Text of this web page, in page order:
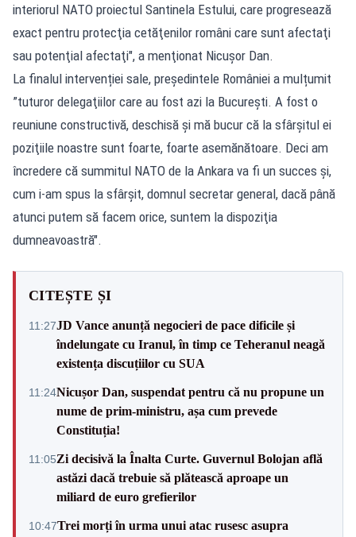
interiorul NATO proiectul Santinela Estului, care progresează
exact pentru protecţia cetăţenilor români care sunt afectaţi
sau potenţial afectaţi", a menţionat Nicuşor Dan.
La finalul intervenției sale, președintele României a mulțumit
”tuturor delegaţiilor care au fost azi la Bucureşti. A fost o
reuniune constructivă, deschisă şi mă bucur că la sfârşitul ei
poziţiile noastre sunt foarte, foarte asemănătoare. Deci am
încredere că summitul NATO de la Ankara va fi un succes şi,
cum i-am spus la sfârşit, domnul secretar general, dacă până
atunci putem să facem orice, suntem la dispoziţia
dumneavoastră".
CITEȘTE ȘI
11:27JD Vance anunță negocieri de pace dificile și
îndelungate cu Iranul, în timp ce Teheranul neagă
existența discuțiilor cu SUA
11:24Nicușor Dan, suspendat pentru că nu propune un
nume de prim-ministru, așa cum prevede
Constituția!
11:05Zi decisivă la Înalta Curte. Guvernul Bolojan află
astăzi dacă trebuie să plătească aproape un
miliard de euro grefierilor
10:47Trei morți în urma unui atac rusesc asupra